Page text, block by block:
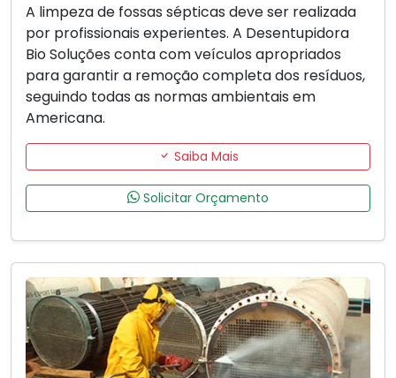
A limpeza de fossas sépticas deve ser realizada
por profissionais experientes. A Desentupidora
Bio Soluções conta com veículos apropriados
para garantir a remoção completa dos resíduos,
seguindo todas as normas ambientais em
Americana.
Saiba Mais
Solicitar Orçamento